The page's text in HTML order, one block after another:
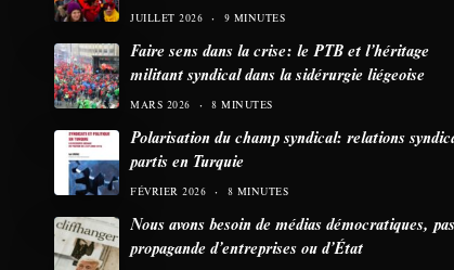
JUILLET 2026 9 MINUTES
Faire sens dans la crise: le PTB et l’héritage
militant syndical dans la sidérurgie liégeoise
MARS 2026 8 MINUTES
Polarisation du champ syndical: relations
partis en Turquie
FÉVRIER 2026 8 MINUTES
Nous avons besoin de médias démocratiques,
propagande d’entreprises ou d’État